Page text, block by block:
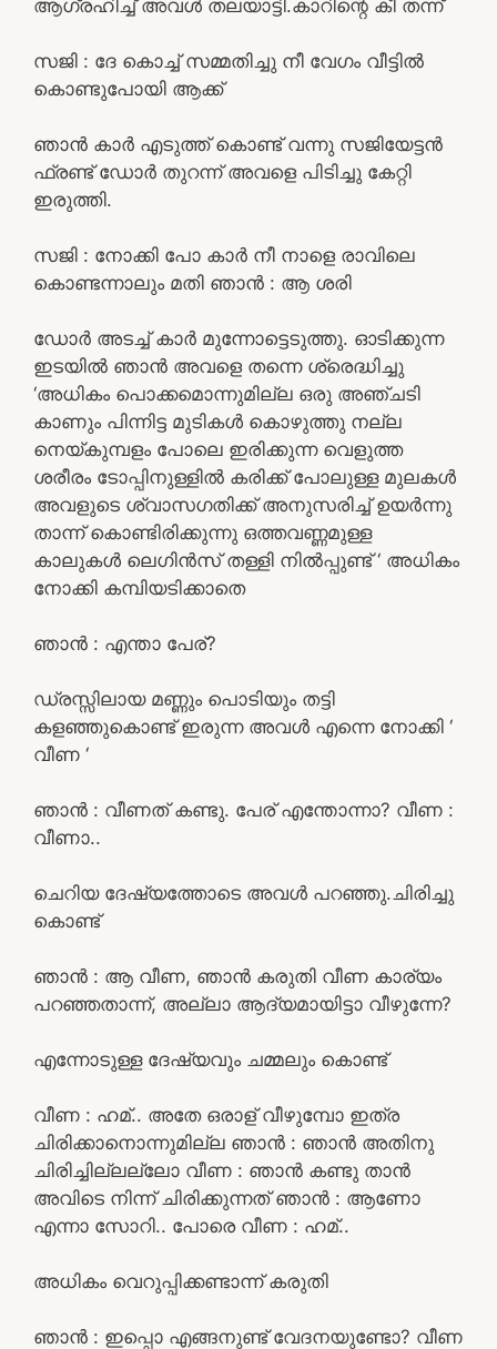
ആഗ്രഹിച്ച് അവൾ തലയാട്ടി.കാറിന്റെ കീ തന്ന്
സജി : ദേ കൊച്ച് സമ്മതിച്ചു നീ വേഗം വീട്ടിൽ
കൊണ്ടുപോയി ആക്ക്
ഞാൻ കാർ എടുത്ത് കൊണ്ട് വന്നു സജിയേട്ടൻ
ഫ്രണ്ട് ഡോർ തുറന്ന് അവളെ പിടിച്ചു കേറ്റി
ഇരുത്തി.
സജി : നോക്കി പോ കാർ നീ നാളെ രാവിലെ
കൊണ്ടന്നാലും മതി ഞാൻ : ആ ശരി
ഡോർ അടച്ച് കാർ മുന്നോട്ടെടുത്തു. ഓടിക്കുന്ന
ഇടയിൽ ഞാൻ അവളെ തന്നെ ശ്രെദ്ധിച്ചു
‘അധികം പൊക്കമൊന്നുമില്ല ഒരു അഞ്ചടി
കാണും പിന്നിട്ട മുടികൾ കൊഴുത്തു നല്ല
നെയ്കുമ്പളം പോലെ ഇരിക്കുന്ന വെളുത്ത
ശരീരം ടോപ്പിനുള്ളിൽ കരിക്ക് പോലുള്ള മുലകൾ
അവളുടെ ശ്വാസഗതിക്ക് അനുസരിച്ച് ഉയർന്നു
താന്ന് കൊണ്ടിരിക്കുന്നു ഒത്തവണ്ണമുള്ള
കാലുകൾ ലെഗിൻസ്‌ തള്ളി നിൽപ്പുണ്ട് ‘ അധികം
നോക്കി കമ്പിയടിക്കാതെ
ഞാൻ : എന്താ പേര്?
ഡ്രസ്സിലായ മണ്ണും പൊടിയും തട്ടി
കളഞ്ഞുകൊണ്ട് ഇരുന്ന അവൾ എന്നെ നോക്കി ‘
വീണ ‘
ഞാൻ : വീണത് കണ്ടു. പേര് എന്തോന്നാ? വീണ :
വീണാ..
ചെറിയ ദേഷ്യത്തോടെ അവൾ പറഞ്ഞു.ചിരിച്ചു
കൊണ്ട്
ഞാൻ : ആ വീണ, ഞാൻ കരുതി വീണ കാര്യം
പറഞ്ഞതാന്ന്, അല്ലാ ആദ്യമായിട്ടാ വീഴുന്നേ?
എന്നോടുള്ള ദേഷ്യവും ചമ്മലും കൊണ്ട്
വീണ : ഹമ്.. അതേ ഒരാള് വീഴുമ്പോ ഇത്ര
ചിരിക്കാനൊന്നുമില്ല ഞാൻ : ഞാൻ അതിനു
ചിരിച്ചില്ലല്ലോ വീണ : ഞാൻ കണ്ടു താൻ
അവിടെ നിന്ന് ചിരിക്കുന്നത് ഞാൻ : ആണോ
എന്നാ സോറി.. പോരെ വീണ : ഹമ്..
അധികം വെറുപ്പിക്കണ്ടാന്ന് കരുതി
ഞാൻ : ഇപ്പൊ എങ്ങനുണ്ട് വേദനയുണ്ടോ? വീണ